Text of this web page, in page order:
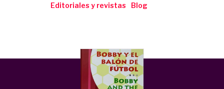
Editoriales y revistas
Blog